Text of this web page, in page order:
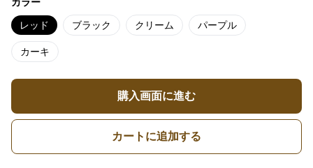
レッド ブラック クリーム パープル
カーキ
購入画面に進む
カートに追加する